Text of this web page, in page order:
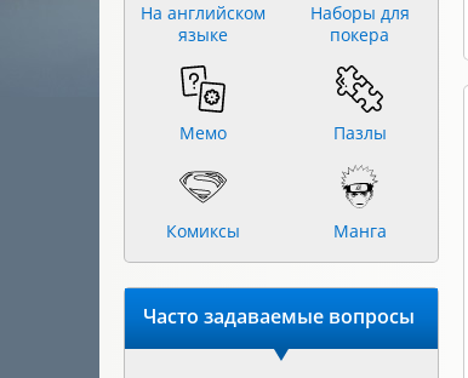
На английском
языке
Наборы для
покера
Мемо Пазлы
Комиксы Манга
Часто задаваемые вопросы